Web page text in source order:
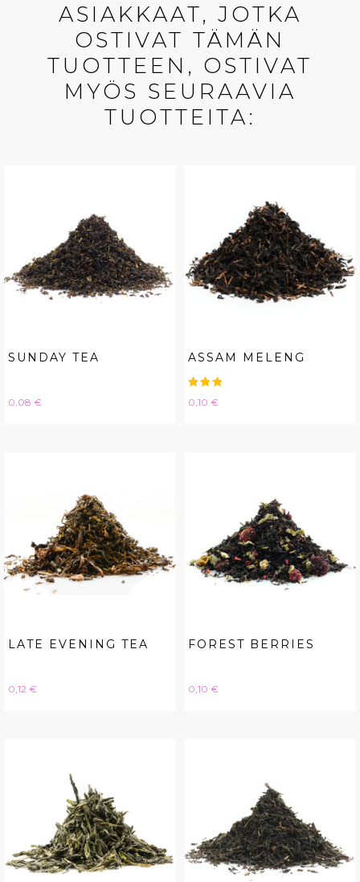
ASIAKKAAT, JOTKA
OSTIVAT TÄMÄN
TUOTTEEN, OSTIVAT
MYÖS SEURAAVIA
TUOTTEITA:
SUNDAY TEA
Hinta
0,08 €
ASSAM MELENG
Hinta
0,10 €
LATE EVENING TEA
Hinta
0,12 €
FOREST BERRIES
Hinta
0,10 €